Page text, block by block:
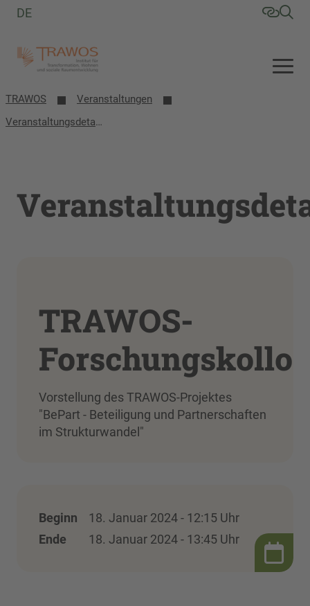
DE
TRAWOS
Veranstaltungen
Veranstaltungsdetails
TRAWOS-
Vorstellung des TRAWOS-Projektes
"BePart - Beteiligung und Partnerschaften
im Strukturwandel"
Beginn
18. Januar 2024 - 12:15 Uhr
Ende
18. Januar 2024 - 13:45 Uhr